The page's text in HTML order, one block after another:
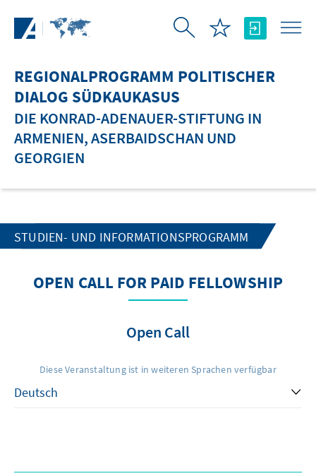
REGIONALPROGRAMM POLITISCHER
DIALOG SÜDKAUKASUS
DIE KONRAD-ADENAUER-STIFTUNG IN
ARMENIEN, ASERBAIDSCHAN UND
GEORGIEN
STUDIEN- UND INFORMATIONSPROGRAMM
OPEN CALL FOR PAID FELLOWSHIP
Open Call
Diese Veranstaltung ist in weiteren Sprachen verfügbar